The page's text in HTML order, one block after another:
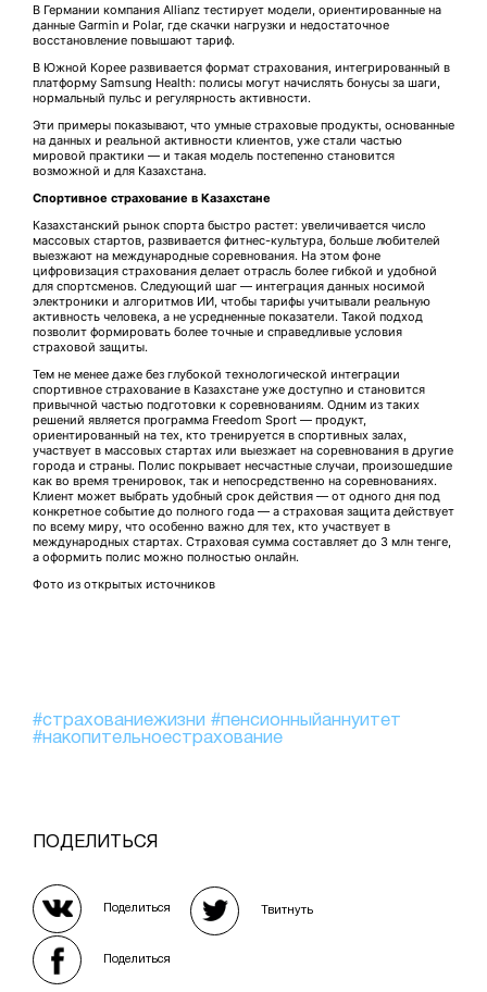
В Германии компания Allianz тестирует модели, ориентированные на
данные Garmin и Polar, где скачки нагрузки и недостаточное
восстановление повышают тариф.
В Южной Корее развивается формат страхования, интегрированный в
платформу Samsung Health: полисы могут начислять бонусы за шаги,
нормальный пульс и регулярность активности.
Эти примеры показывают, что умные страховые продукты, основанные
на данных и реальной активности клиентов, уже стали частью
мировой практики — и такая модель постепенно становится
возможной и для Казахстана.
Спортивное страхование в Казахстане
Казахстанский рынок спорта быстро растет: увеличивается число
массовых стартов, развивается фитнес-культура, больше любителей
выезжают на международные соревнования. На этом фоне
цифровизация страхования делает отрасль более гибкой и удобной
для спортсменов. Следующий шаг — интеграция данных носимой
электроники и алгоритмов ИИ, чтобы тарифы учитывали реальную
активность человека, а не усредненные показатели. Такой подход
позволит формировать более точные и справедливые условия
страховой защиты.
Тем не менее даже без глубокой технологической интеграции
спортивное страхование в Казахстане уже доступно и становится
привычной частью подготовки к соревнованиям. Одним из таких
решений является программа Freedom Sport — продукт,
ориентированный на тех, кто тренируется в спортивных залах,
участвует в массовых стартах или выезжает на соревнования в другие
города и страны. Полис покрывает несчастные случаи, произошедшие
как во время тренировок, так и непосредственно на соревнованиях.
Клиент может выбрать удобный срок действия — от одного дня под
конкретное событие до полного года — а страховая защита действует
по всему миру, что особенно важно для тех, кто участвует в
международных стартах. Страховая сумма составляет до 3 млн тенге,
а оформить полис можно полностью онлайн.
Фото из открытых источников
#страхованиежизни #пенсионныйаннуитет
#накопительноестрахование
ПОДЕЛИТЬСЯ
Поделиться Твитнуть
Поделиться